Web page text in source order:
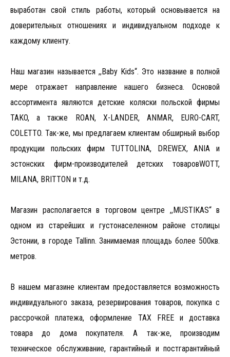
выработан свой стиль работы, который основывается на
доверительных отношениях и индивидуальном подходе к
каждому клиенту.
Наш магазин называется ,,Baby Kids“. Это название в полной
мере отражает направление нашего бизнеса. Основой
ассортимента являются детские коляски польской фирмы
TAKO, а также ROAN, X-LANDER, ANMAR, EURO-CART,
COLETTO. Так-же, мы предлагаем клиентам обширный выбор
продукции польских фирм TUTTOLINA, DREWEX, ANIA и
эстонских фирм-производителей детских товаровWOTT,
MILANA, BRITTON и т.д.
Магазин располагается в торговом центре ,,MUSTIKAS“ в
одном из старейших и густонаселенном районе столицы
Эстонии, в городе Tallinn. Занимаемая площадь более 500кв.
метров.
В нашем магазине клиентам предоставляется возможность
индивидуального заказа, резервирования товаров, покупка с
рассрочкой платежа, оформление TAX FREE и доставка
товара до дома покупателя. А так-же, производим
техническое обслуживание, гарантийный и постгарантийный